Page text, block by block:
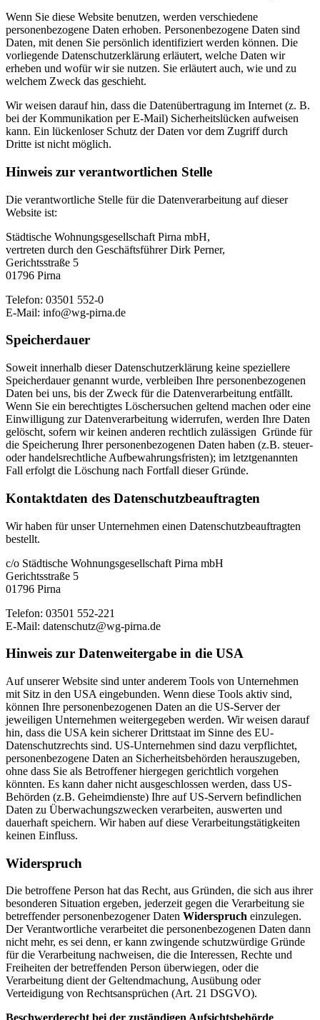
Wenn Sie diese Website benutzen, werden verschiedene
personenbezogene Daten erhoben. Personenbezogene Daten sind
Daten, mit denen Sie persönlich identifiziert werden können. Die
vorliegende Datenschutzerklärung erläutert, welche Daten wir
erheben und wofür wir sie nutzen. Sie erläutert auch, wie und zu
welchem Zweck das geschieht.
Wir weisen darauf hin, dass die Datenübertragung im Internet (z. B.
bei der Kommunikation per E-Mail) Sicherheitslücken aufweisen
kann. Ein lückenloser Schutz der Daten vor dem Zugriff durch
Dritte ist nicht möglich.
Hinweis zur verantwortlichen Stelle
Die verantwortliche Stelle für die Datenverarbeitung auf dieser
Website ist:
Städtische Wohnungsgesellschaft Pirna mbH,
vertreten durch den Geschäftsführer Dirk Perner,
Gerichtsstraße 5
01796 Pirna
Telefon: 03501 552-0
E-Mail: info@wg-pirna.de
Speicherdauer
Soweit innerhalb dieser Datenschutzerklärung keine speziellere
Speicherdauer genannt wurde, verbleiben Ihre personenbezogenen
Daten bei uns, bis der Zweck für die Datenverarbeitung entfällt.
Wenn Sie ein berechtigtes Löschersuchen geltend machen oder eine
Einwilligung zur Datenverarbeitung widerrufen, werden Ihre Daten
gelöscht, sofern wir keinen anderen rechtlich zulässigen Gründe für
die Speicherung Ihrer personenbezogenen Daten haben (z.B. steuer-
oder handelsrechtliche Aufbewahrungsfristen); im letztgenannten
Fall erfolgt die Löschung nach Fortfall dieser Gründe.
Kontaktdaten des Datenschutz­beauftragten
Wir haben für unser Unternehmen einen Datenschutzbeauftragten
bestellt.
c/o Städtische Wohnungsgesellschaft Pirna mbH
Gerichtsstraße 5
01796 Pirna
Telefon: 03501 552-221
E-Mail: datenschutz@wg-pirna.de
Hinweis zur Datenweitergabe in die USA
Auf unserer Website sind unter anderem Tools von Unternehmen
mit Sitz in den USA eingebunden. Wenn diese Tools aktiv sind,
können Ihre personenbezogenen Daten an die US-Server der
jeweiligen Unternehmen weitergegeben werden. Wir weisen darauf
hin, dass die USA kein sicherer Drittstaat im Sinne des EU-
Datenschutzrechts sind. US-Unternehmen sind dazu verpflichtet,
personenbezogene Daten an Sicherheitsbehörden herauszugeben,
ohne dass Sie als Betroffener hiergegen gerichtlich vorgehen
könnten. Es kann daher nicht ausgeschlossen werden, dass US-
Behörden (z.B. Geheimdienste) Ihre auf US-Servern befindlichen
Daten zu Überwachungszwecken verarbeiten, auswerten und
dauerhaft speichern. Wir haben auf diese Verarbeitungstätigkeiten
keinen Einfluss.
Widerspruch
Die betroffene Person hat das Recht, aus Gründen, die sich aus ihrer
besonderen Situation ergeben, jederzeit gegen die Verarbeitung sie
betreffender personenbezogener Daten Widerspruch einzulegen.
Der Verantwortliche verarbeitet die personenbezogenen Daten dann
nicht mehr, es sei denn, er kann zwingende schutzwürdige Gründe
für die Verarbeitung nachweisen, die die Interessen, Rechte und
Freiheiten der betreffenden Person überwiegen, oder die
Verarbeitung dient der Geltendmachung, Ausübung oder
Verteidigung von Rechtsansprüchen (Art. 21 DSGVO).